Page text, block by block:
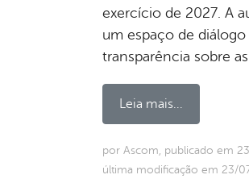
exercício de 2027. A
um espaço de diálogo
transparência sobre as
Leia mais...
por Ascom, publicado em
última modificação em 23/